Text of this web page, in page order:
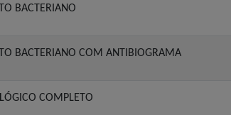
BACTERIANO
BACTERIANO COM ANTIBIOGRAMA
COMPLETO